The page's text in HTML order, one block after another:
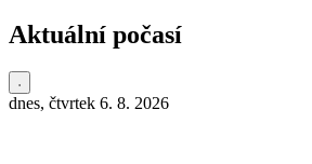
Aktuální počasí
dnes, čtvrtek 6. 8. 2026